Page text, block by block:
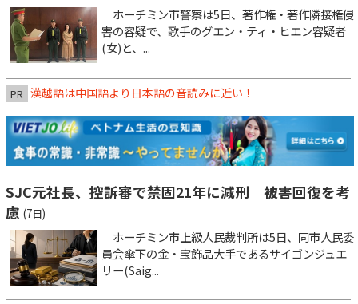
ホーチミン市警察は5日、著作権・著作隣接権侵
害の容疑で、歌手のグエン・ティ・ヒエン容疑者
(女)と、...
PR 漢越語は中国語より日本語の音読みに近い！
SJC元社長、控訴審で禁固21年に減刑 被害回復を考
慮 (7日)
ホーチミン市上級人民裁判所は5日、同市人民委
員会傘下の金・宝飾品大手であるサイゴンジュエ
リー(Saig...